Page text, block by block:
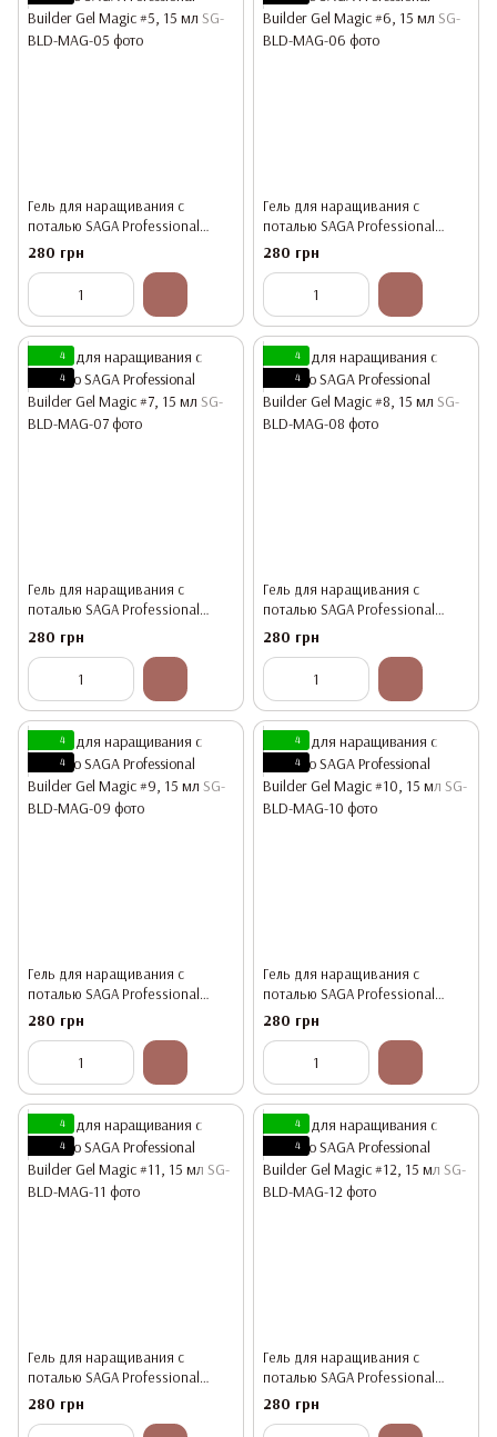
Гель для наращивания с
поталью SAGA Professional
Builder Gel Magic #5, 15 мл
280 грн
Гель для наращивания с
поталью SAGA Professional
Builder Gel Magic #6, 15 мл
280 грн
4
4
Гель для наращивания с
поталью SAGA Professional
Builder Gel Magic #7, 15 мл
280 грн
4
4
Гель для наращивания с
поталью SAGA Professional
Builder Gel Magic #8, 15 мл
280 грн
4
4
Гель для наращивания с
поталью SAGA Professional
Builder Gel Magic #9, 15 мл
280 грн
4
4
Гель для наращивания с
поталью SAGA Professional
Builder Gel Magic #10, 15 мл
280 грн
4
4
Гель для наращивания с
поталью SAGA Professional
Builder Gel Magic #11, 15 мл
280 грн
4
4
Гель для наращивания с
поталью SAGA Professional
Builder Gel Magic #12, 15 мл
280 грн